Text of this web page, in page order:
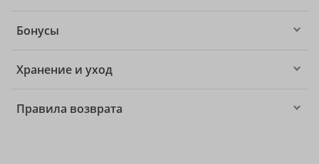
Бонусы
Хранение и уход
Правила возврата